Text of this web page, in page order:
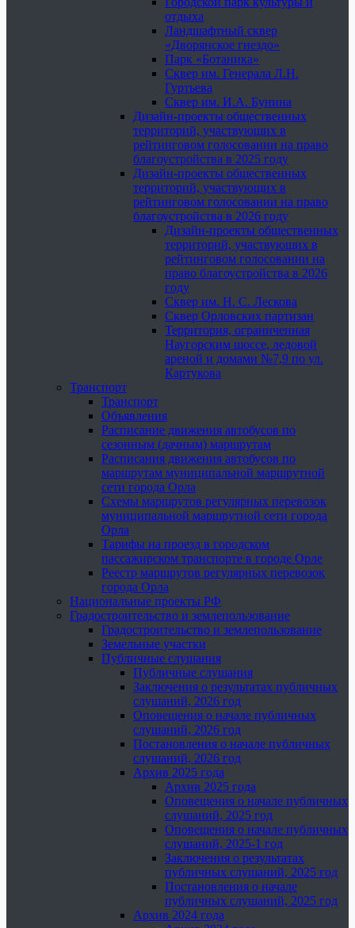
отдыха
Ландшафтный сквер
«Дворянское гнездо»
Парк «Ботаника»
Сквер им. Генерала Л.Н.
Гуртьева
Сквер им. И.А. Бунина
Дизайн-проекты общественных
территорий, участвующих в
рейтинговом голосовании на право
благоустройства в 2025 году
Дизайн-проекты общественных
территорий, участвующих в
рейтинговом голосовании на право
благоустройства в 2026 году
Дизайн-проекты общественных
территорий, участвующих в
рейтинговом голосовании на
право благоустройства в 2026
году
Сквер им. Н. С. Лескова
Сквер Орловских партизан
Территория, ограниченная
Наугорским шоссе, ледовой
ареной и домами №7,9 по ул.
Картукова
Транспорт
Транспорт
Объявления
Расписание движения автобусов по
сезонным (дачным) маршрутам
Расписания движения автобусов по
маршрутам муниципальной маршрутной
сети города Орла
Схемы маршрутов регулярных перевозок
муниципальной маршрутной сети города
Орла
Тарифы на проезд в городском
пассажирском транспорте в городе Орле
Реестр маршрутов регулярных перевозок
города Орла
Национальные проекты РФ
Градостроительство и землепользование
Градостроительство и землепользование
Земельные участки
Публичные слушания
Публичные слушания
Заключения о результатах публичных
слушаний, 2026 год
Оповещения о начале публичных
слушаний, 2026 год
Постановления о начале публичных
слушаний, 2026 год
Архив 2025 года
Архив 2025 года
Оповещения о начале публичных
слушаний, 2025 год
Оповещения о начале публичных
слушаний, 2025-1 год
Заключения о результатах
публичных слушаний, 2025 год
Постановления о начале
публичных слушаний, 2025 год
Архив 2024 года